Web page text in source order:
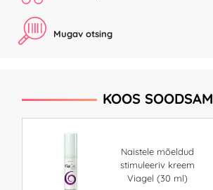
Mugav otsing
KOOS SOODSAM
Naistele mõeldud
stimuleeriv kreem
Viagel (30 ml)